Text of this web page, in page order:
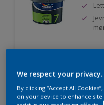
We respect your privacy.
By clicking “Accept All
on your device to enhance site